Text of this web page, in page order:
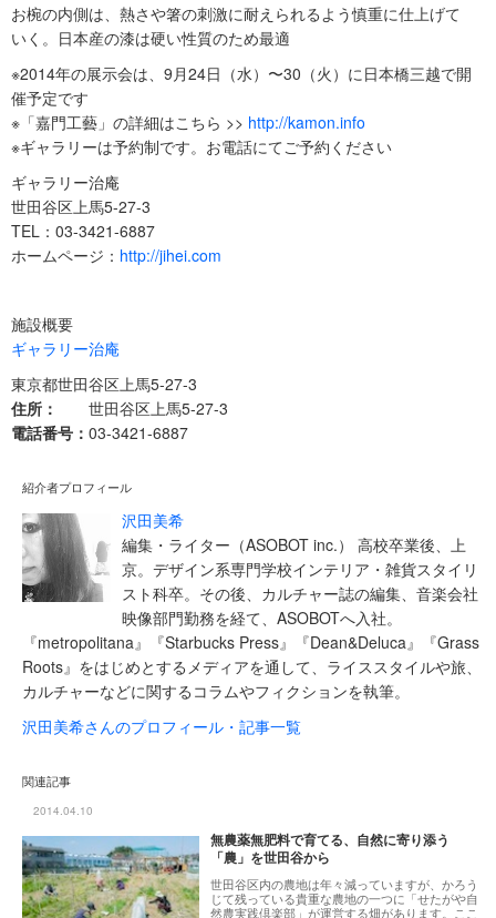
お椀の内側は、熱さや箸の刺激に耐えられるよう慎重に仕上げて
いく。日本産の漆は硬い性質のため最適
※2014年の展示会は、9月24日（水）〜30（火）に日本橋三越で開
催予定です
※「嘉門工藝」の詳細はこちら >> http://kamon.info
※ギャラリーは予約制です。お電話にてご予約ください
ギャラリー治庵
世田谷区上馬5-27-3
TEL：03-3421-6887
ホームページ： http://jihei.com
施設概要
ギャラリー治庵
東京都世田谷区上馬5-27-3
住所：
世田谷区上馬5-27-3
電話番号： 03-3421-6887
紹介者プロフィール
沢田美希
編集・ライター（ASOBOT inc.） 高校卒業後、上
京。デザイン系専門学校インテリア・雑貨スタイリ
スト科卒。その後、カルチャー誌の編集、音楽会社
映像部門勤務を経て、ASOBOTへ入社。
『metropolitana』『Starbucks Press』『Dean&Deluca』『Grass
Roots』をはじめとするメディアを通して、ライススタイルや旅、
カルチャーなどに関するコラムやフィクションを執筆。
沢田美希さんのプロフィール・記事一覧
関連記事
2014.04.10
無農薬無肥料で育てる、自然に寄り添う
「農」を世田谷から
世田谷区内の農地は年々減っていますが、かろう
じて残っている貴重な農地の一つに「せたがや自
然農実践倶楽部」が運営する畑があります。ここ